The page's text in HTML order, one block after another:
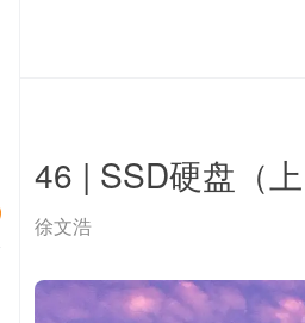
46 | SSD硬盘（
徐文浩